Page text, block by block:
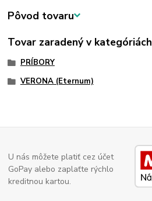
Pôvod tovaru
Tovar zaradený v kategóriách
PRÍBORY
VERONA (Eternum)
U nás môžete platiť cez účet
GoPay alebo zaplaťte rýchlo
kreditnou kartou.